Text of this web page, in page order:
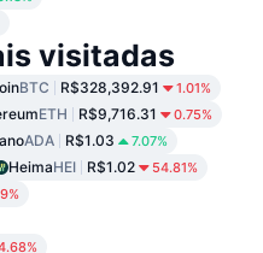
visitadas
BTC R$328,392.91 1.01%
ETH R$9,716.31 0.75%
ADA R$1.03 7.07%
HeimaHEI R$1.02 54.81%